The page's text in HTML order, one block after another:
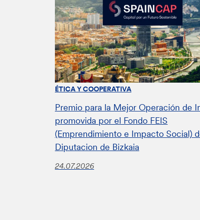
ÉTICA Y COOPERATIVA
Premio para la Mejor Operación de
promovida por el Fondo FEIS
(Emprendimiento e Impacto Social)
Diputacion de Bizkaia
24.07.2026